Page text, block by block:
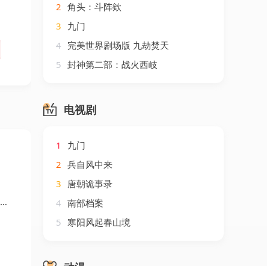
2 角头：斗阵欸
3 九门
4 完美世界剧场版 九劫焚天
5 封神第二部：战火西岐
电视剧
1
九门
2 兵自风中来
3 唐朝诡事录
4 南部档案
5 寒阳风起春山境